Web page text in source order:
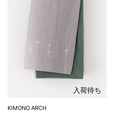
入荷待ち
KIMONO ARCH